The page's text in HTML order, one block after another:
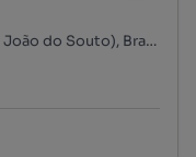
Braga (São José de São Lázaro e São João do Souto), Braga, Braga